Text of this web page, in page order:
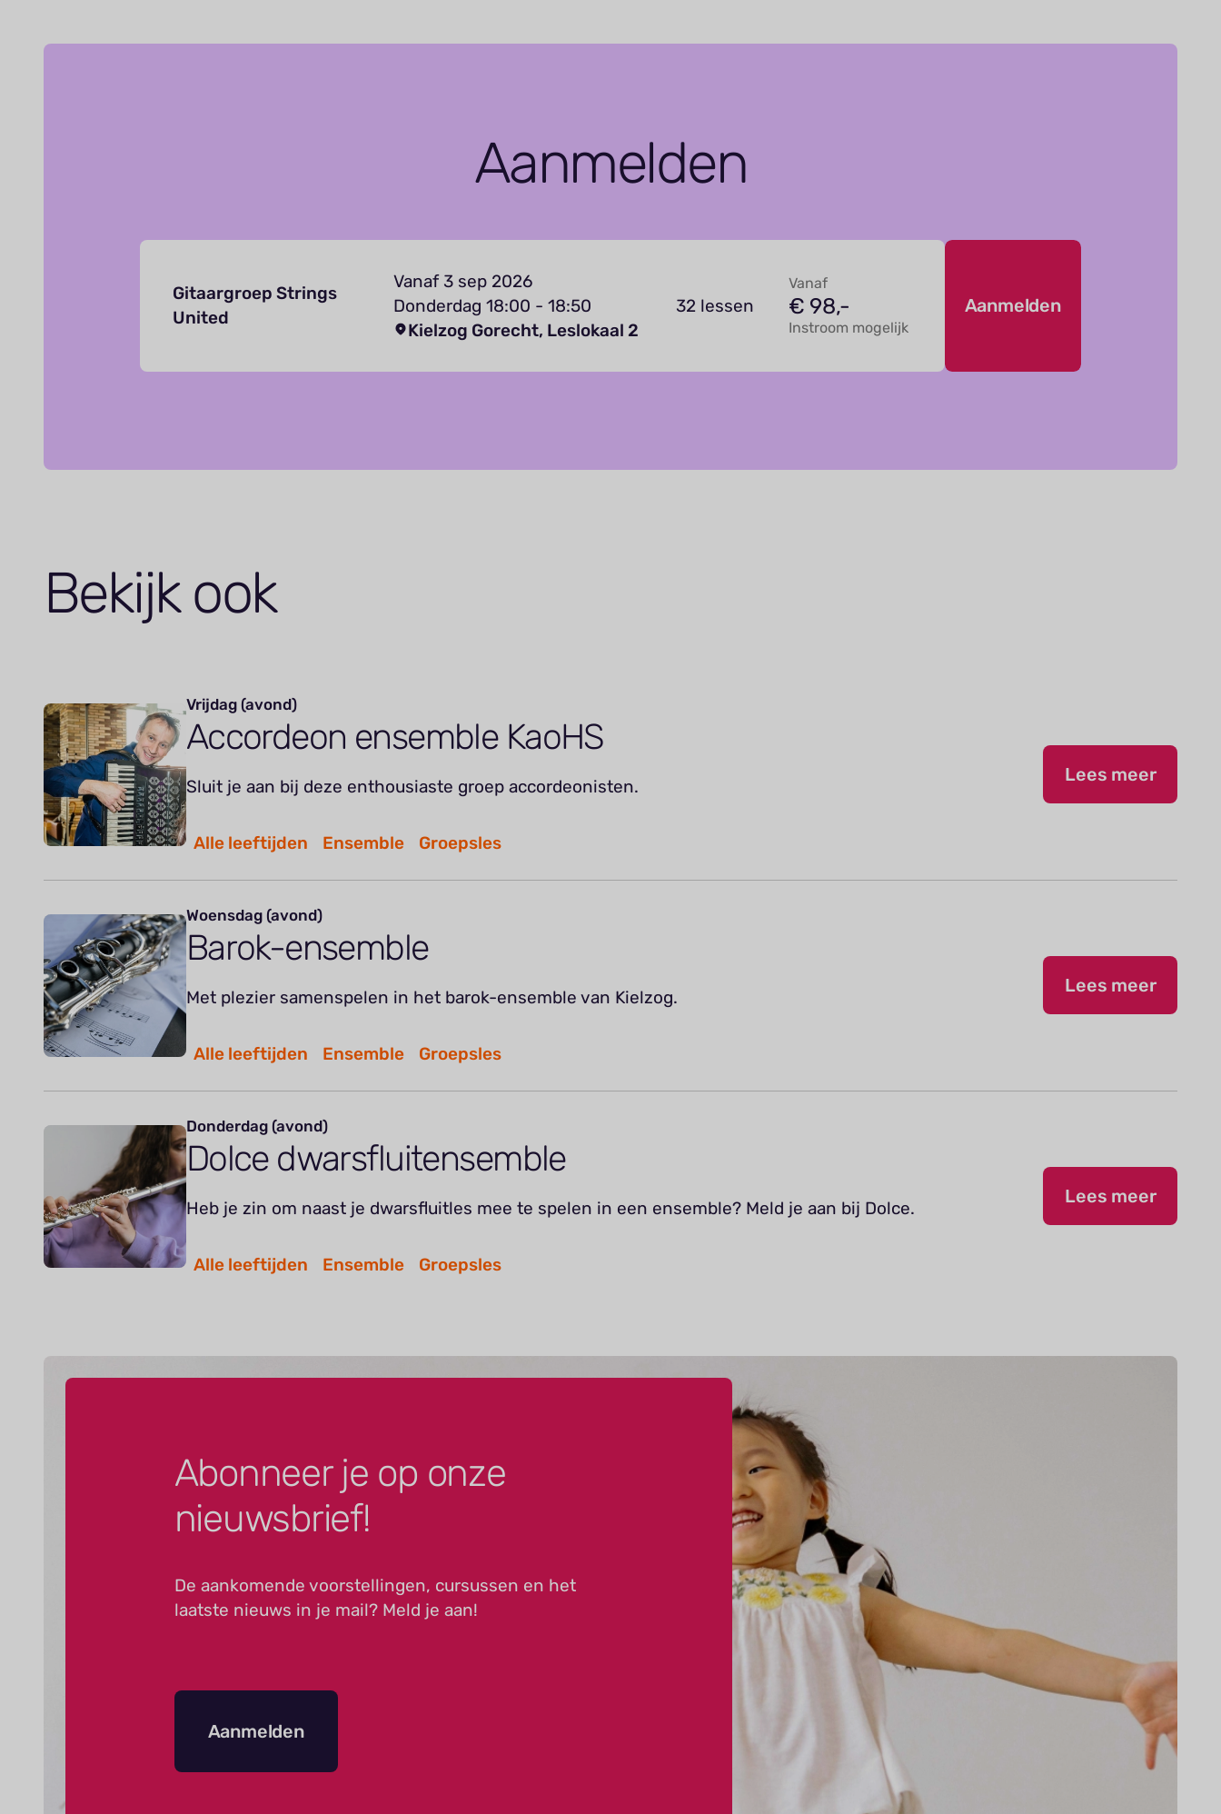
Aanmelden
Gitaargroep Strings
United
Vanaf 3 sep 2026
Donderdag 18:00 - 18:50
Kielzog Gorecht, Leslokaal 2
32 lessen
Vanaf
€ 98,-
Instroom mogelijk
Aanmelden
Bekijk ook
Vrijdag (avond)
Accordeon ensemble KaoHS
Sluit je aan bij deze enthousiaste groep accordeonisten.
Alle leeftijden Ensemble Groepsles
Lees meer
Woensdag (avond)
Barok-ensemble
Met plezier samenspelen in het barok-ensemble van Kielzog.
Alle leeftijden Ensemble Groepsles
Lees meer
Donderdag (avond)
Dolce dwarsfluitensemble
Heb je zin om naast je dwarsfluitles mee te spelen in een ensemble? Meld je aan bij Dolce.
Alle leeftijden Ensemble Groepsles
Lees meer
Abonneer je op onze
nieuwsbrief!
De aankomende voorstellingen, cursussen en het
laatste nieuws in je mail? Meld je aan!
Aanmelden